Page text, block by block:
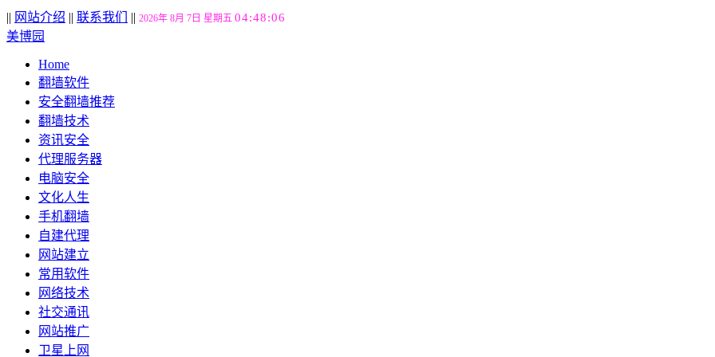
|| 网站介绍 || 联系我们 || 2026年 8月 7日 星期五 04:48:07
美博园
Home
翻墙软件
安全翻墙推荐
翻墙技术
资讯安全
代理服务器
电脑安全
文化人生
手机翻墙
自建代理
网站建立
常用软件
网络技术
社交通讯
网站推广
卫星上网